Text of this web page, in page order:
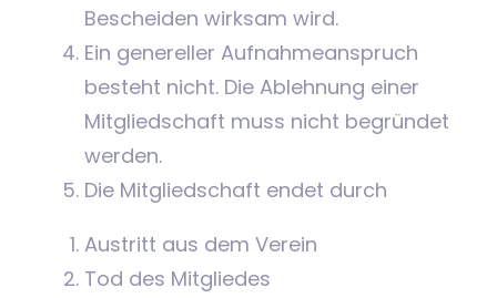
Bescheiden wirksam wird.
Ein genereller Aufnahmeanspruch
besteht nicht. Die Ablehnung einer
Mitgliedschaft muss nicht begründet
werden.
Die Mitgliedschaft endet durch
Austritt aus dem Verein
Tod des Mitgliedes